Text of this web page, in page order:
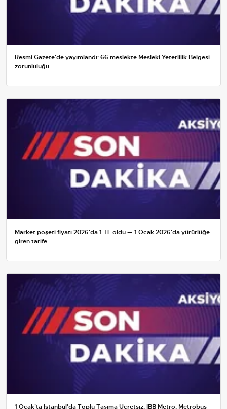
Resmi Gazete'de yayımlandı: 66 meslekte Mesleki Yeterlilik Belgesi
zorunluluğu
Market poşeti fiyatı 2026'da 1 TL oldu — 1 Ocak 2026'da yürürlüğe
giren tarife
1 Ocak'ta İstanbul'da Toplu Taşıma Ücretsiz: İBB Metro, Metrobüs